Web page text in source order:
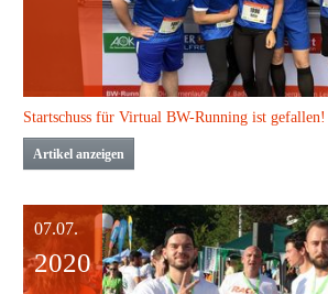
Startschuss für Virtual BW-Running ist gefallen!
Artikel anzeigen
07.07.
2020